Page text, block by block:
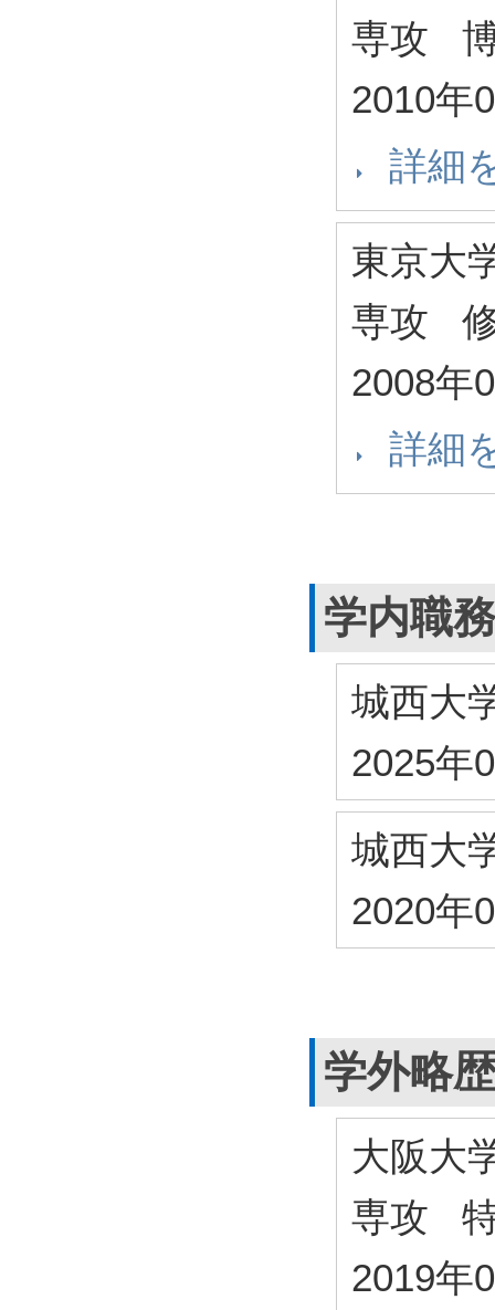
専攻
2010年
詳細
東京大
専攻
2008年
詳細
学内職
城西大
2025年
城西大
2020年
学外略歴
大阪大
専攻
2019年